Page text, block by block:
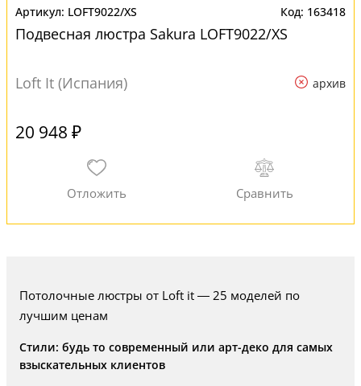
LOFT9022/XS 163418
Подвесная люстра Sakura LOFT9022/XS
Loft It (Испания) архив
20 948 ₽
Потолочные люстры от Loft it — 25 моделей по
лучшим ценам
Стили: будь то современный или арт-деко для самых
взыскательных клиентов